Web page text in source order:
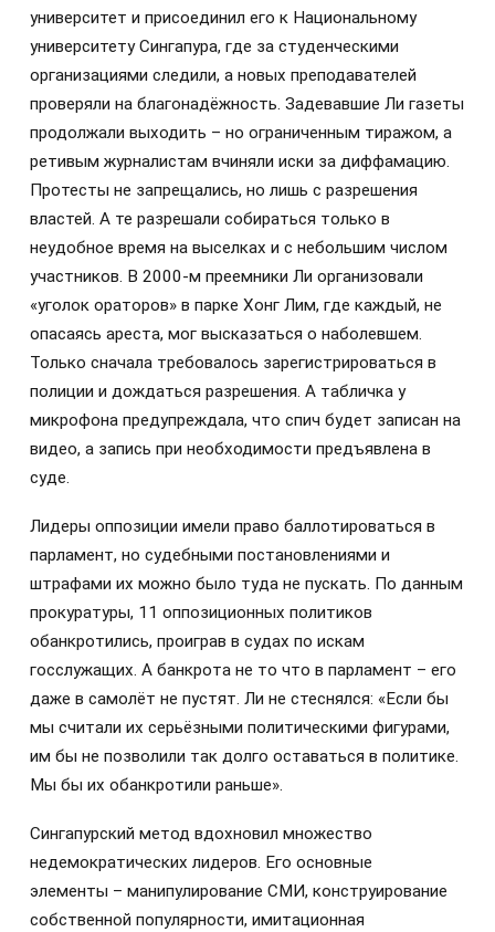
университет и присоединил его к Национальному
университету Сингапура, где за студенческими
организациями следили, а новых преподавателей
проверяли на благонадёжность. Задевавшие Ли газеты
продолжали выходить – но ограниченным тиражом, а
ретивым журналистам вчиняли иски за диффамацию.
Протесты не запрещались, но лишь с разрешения
властей. А те разрешали собираться только в
неудобное время на выселках и с небольшим числом
участников. В 2000-м преемники Ли организовали
«уголок ораторов» в парке Хонг Лим, где каждый, не
опасаясь ареста, мог высказаться о наболевшем.
Только сначала требовалось зарегистрироваться в
полиции и дождаться разрешения. А табличка у
микрофона предупреждала, что спич будет записан на
видео, а запись при необходимости предъявлена в
суде.
Лидеры оппозиции имели право баллотироваться в
парламент, но судебными постановлениями и
штрафами их можно было туда не пускать. По данным
прокуратуры, 11 оппозиционных политиков
обанкротились, проиграв в судах по искам
госслужащих. А банкрота не то что в парламент – его
даже в самолёт не пустят. Ли не стеснялся: «Если бы
мы считали их серьёзными политическими фигурами,
им бы не позволили так долго оставаться в политике.
Мы бы их обанкротили раньше».
Сингапурский метод вдохновил множество
недемократических лидеров. Его основные
элементы – манипулирование СМИ, конструирование
собственной популярности, имитационная